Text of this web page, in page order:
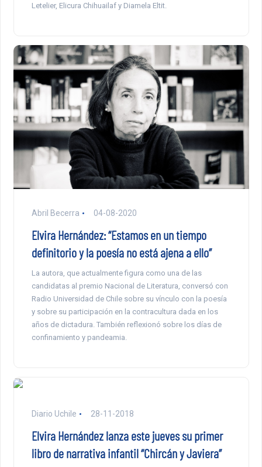
Letelier, Elicura Chihuailaf y Diamela Eltit.
Abril Becerra 04-08-2020
Elvira Hernández: “Estamos en un tiempo
definitorio y la poesía no está ajena a ello”
La autora, que actualmente figura como una de las
candidatas al premio Nacional de Literatura, conversó con
Radio Universidad de Chile sobre su vínculo con la poesía
y sobre su participación en la contracultura dada en los
años de dictadura. También reflexionó sobre los días de
confinamiento y pandeamia.
Diario Uchile 28-11-2018
Elvira Hernández lanza este jueves su primer
libro de narrativa infantil “Chircán y Javiera”